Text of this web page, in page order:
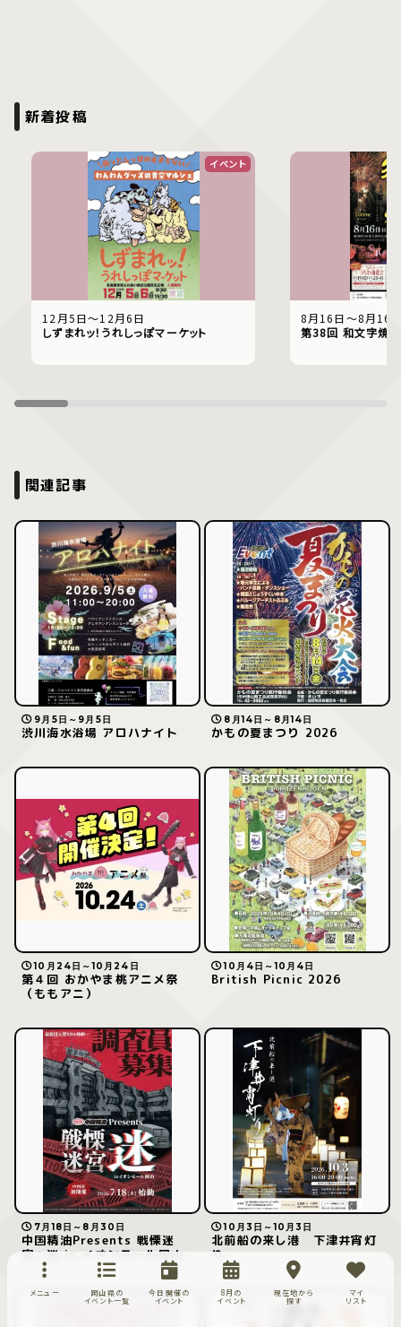
新着投稿
イベント
12月5日〜12月6日
しずまれッ！うれしっぽマーケット
8月16日〜8月16
第38回 和文字焼き
関連記事
9月5日～9月5日
渋川海水浴場 アロハナイト
8月14日～8月14日
かもの夏まつり 2026
10月24日～10月24日
第４回 おかやま桃アニメ祭
（ももアニ）
10月4日～10月4日
British Picnic 2026
7月18日～8月30日
中国精油Presents 戦慄迷
宮：迷 in イオンモール岡山
10月3日～10月3日
北前船の来し港 下津井宵灯
り
メニュー
岡山県の
イベント一覧
今日開催の
イベント
8月の
イベント
現在地から
探す
マイ
リスト